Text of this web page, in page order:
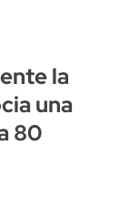
la
una
80